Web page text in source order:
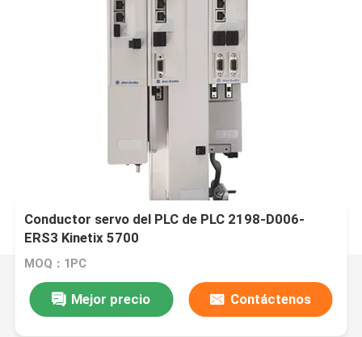
Conductor servo del PLC de PLC 2198-D006-
ERS3 Kinetix 5700
MOQ：1PC
Mejor precio Contáctenos